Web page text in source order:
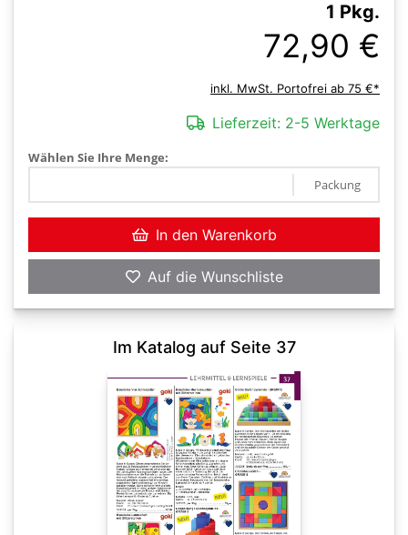
1 Pkg.
72,90 €
inkl. MwSt. Portofrei ab 75 €*
Lieferzeit: 2-5 Werktage
Wählen Sie Ihre Menge:
Packung
In den Warenkorb
Auf die Wunschliste
Im Katalog auf Seite 37